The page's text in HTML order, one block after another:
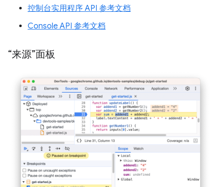
控制台实用程序 API 参考文档
Console API 参考文档
“来源”面板